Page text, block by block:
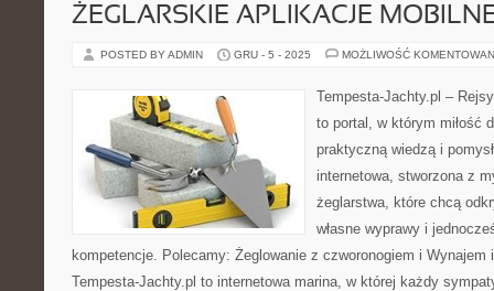
ŻEGLARSKIE APLIKACJE
POSTED BY ADMIN GRU - 5 - 2025 MOŻLIWOŚĆ
Tempesta-Jachty.pl –
to portal, w którym miłość
praktyczną wiedzą i
internetowa, stworzona z
żeglarstwa, które chcą
własne wyprawy i
kompetencje. Polecamy: Żeglowanie z czworonogiem i Wynajem
Tempesta-Jachty.pl to internetowa marina, w której każdy